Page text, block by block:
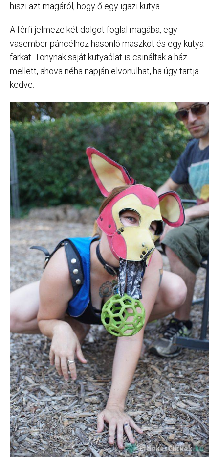
hiszi azt magáról, hogy ő egy igazi kutya.
A férfi jelmeze két dolgot foglal magába, egy
vasember páncélhoz hasonló maszkot és egy kutya
farkat. Tonynak saját kutyaólat is csináltak a ház
mellett, ahova néha napján elvonulhat, ha úgy tartja
kedve.